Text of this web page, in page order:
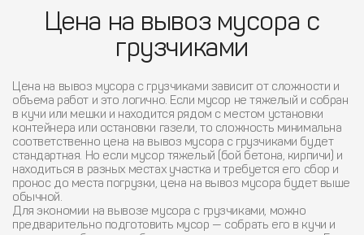
Цена на вывоз мусора с
грузчиками
Цена на вывоз мусора с грузчиками зависит от сложности и
объема работ и это логично. Если мусор не тяжелый и собран
в кучи или мешки и находится рядом с местом установки
контейнера или остановки газели, то сложность минимальна
соответственно цена на вывоз мусора с грузчиками будет
стандартная. Но если мусор тяжелый (бой бетона, кирпичи) и
находиться в разных местах участка и требуется его сбор и
пронос до места погрузки, цена на вывоз мусора будет выше
обычной.
Для экономии на вывозе мусора с грузчиками, можно
предварительно подготовить мусор — собрать его в кучи и